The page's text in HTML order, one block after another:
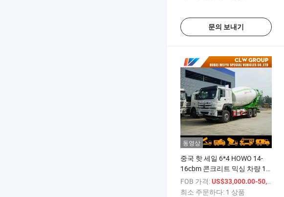
문의 보내기
동영상
중국 핫 세일 6*4 HOWO 14-
16cbm 콘크리트 믹싱 차량 14-
16m3 시멘트 믹서 트럭
FOB 가격:US$33,000.00-50,000.00
최소 주문하다: 1 상품